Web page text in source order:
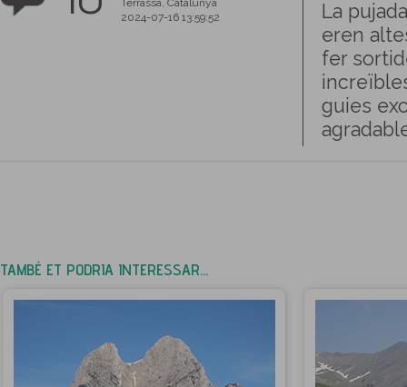
Terrassa, Catalunya
2024-07-16 13:59:52
La
eren
fer
guies
TAMBÉ ET PODRIA INTERESSAR...